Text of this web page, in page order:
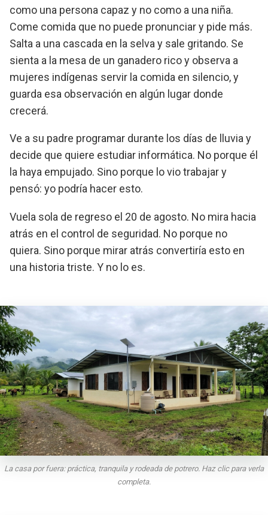
como una persona capaz y no como a una niña.
Come comida que no puede pronunciar y pide más.
Salta a una cascada en la selva y sale gritando. Se
sienta a la mesa de un ganadero rico y observa a
mujeres indígenas servir la comida en silencio, y
guarda esa observación en algún lugar donde
crecerá.
Ve a su padre programar durante los días de lluvia y
decide que quiere estudiar informática. No porque él
la haya empujado. Sino porque lo vio trabajar y
pensó: yo podría hacer esto.
Vuela sola de regreso el 20 de agosto. No mira hacia
atrás en el control de seguridad. No porque no
quiera. Sino porque mirar atrás convertiría esto en
una historia triste. Y no lo es.
La casa por fuera: práctica, tranquila y rodeada de potrero. Haz clic para verla
completa.